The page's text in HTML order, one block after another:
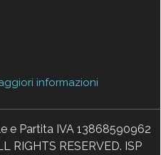
informazioni
e Partita IVA 13868590962
RIGHTS RESERVED. ISP